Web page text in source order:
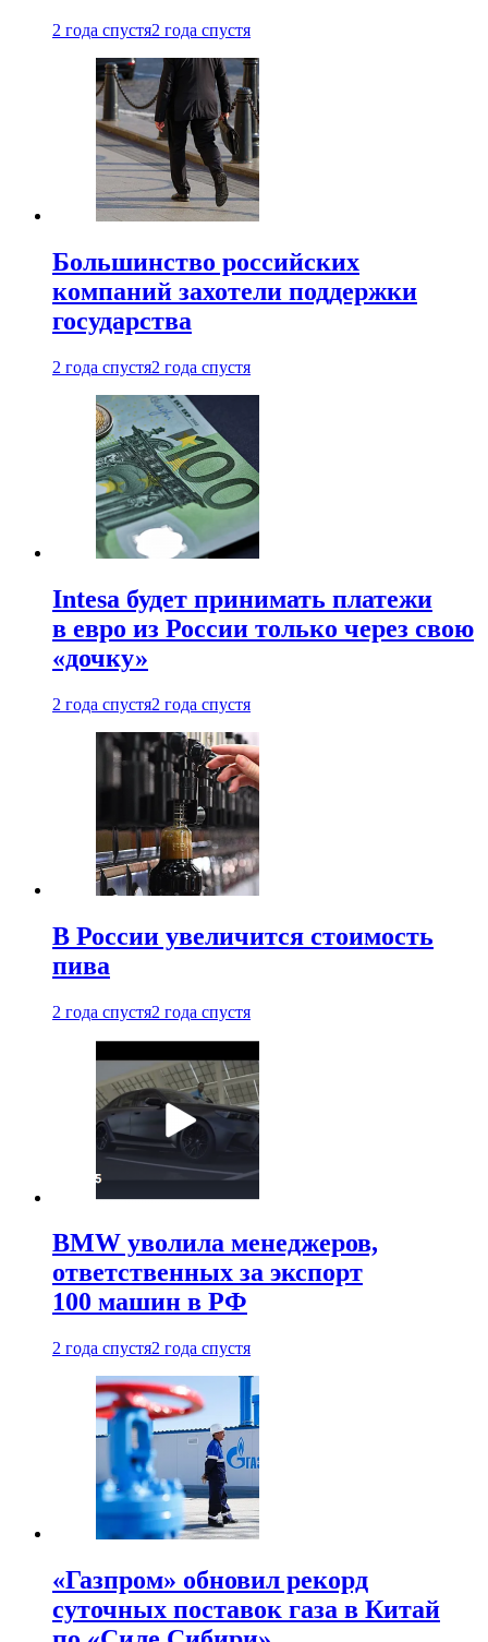
2 года спустя2 года спустя
Большинство российских
компаний захотели поддержки
государства
2 года спустя2 года спустя
Intesa будет принимать платежи
в евро из России только через свою
«дочку»
2 года спустя2 года спустя
В России увеличится стоимость
пива
2 года спустя2 года спустя
BMW уволила менеджеров,
ответственных за экспорт
100 машин в РФ
2 года спустя2 года спустя
«Газпром» обновил рекорд
суточных поставок газа в Китай